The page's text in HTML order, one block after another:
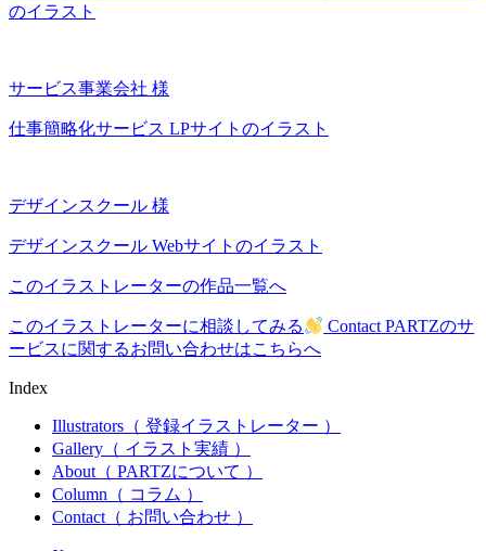
のイラスト
サービス事業会社 様
仕事簡略化サービス LPサイトのイラスト
デザインスクール 様
デザインスクール Webサイトのイラスト
このイラストレーターの作品一覧へ
このイラストレーターに相談してみる Contact PARTZのサ
ービスに関するお問い合わせはこちらへ
Index
Illustrators （ 登録イラストレーター ）
Gallery （ イラスト実績 ）
About （ PARTZについて ）
Column （ コラム ）
Contact （ お問い合わせ ）